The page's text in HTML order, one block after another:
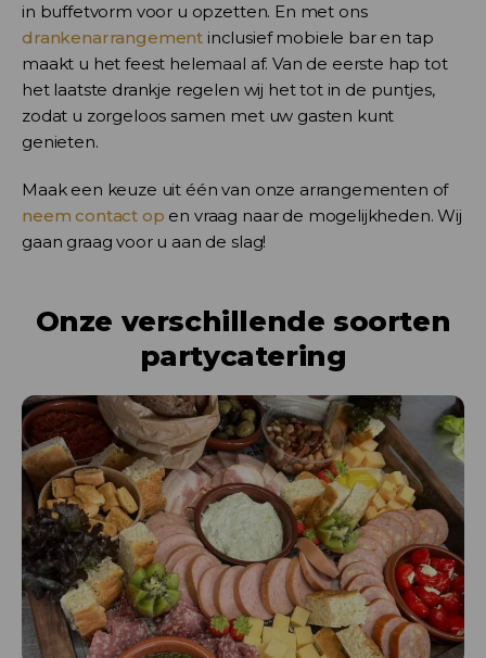
in buffetvorm voor u opzetten. En met ons
drankenarrangement inclusief mobiele bar en tap
maakt u het feest helemaal af. Van de eerste hap tot
het laatste drankje regelen wij het tot in de puntjes,
zodat u zorgeloos samen met uw gasten kunt
genieten.
Maak een keuze uit één van onze arrangementen of
neem contact op en vraag naar de mogelijkheden. Wij
gaan graag voor u aan de slag!
Onze verschillende soorten
partycatering